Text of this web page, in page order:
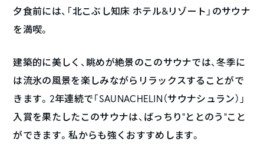
夕食前には、「北こぶし知床 ホテル&リゾート」のサウナ
を満喫。
建築的に美しく、眺めが絶景のこのサウナでは、冬季に
は流氷の風景を楽しみながらリラックスすることがで
きます。2年連続で「SAUNACHELIN（サウナシュラン）」
入賞を果たしたこのサウナは、ばっちり“ととのう”こと
ができます。私からも強くおすすめします。